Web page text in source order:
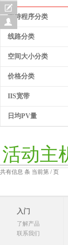
支持程序分类
线路分类
空间大小分类
价格分类
IIS宽带
日均PV量
活动主
共有信息 条 当前第 / 页
入门
了解产品
联系我们